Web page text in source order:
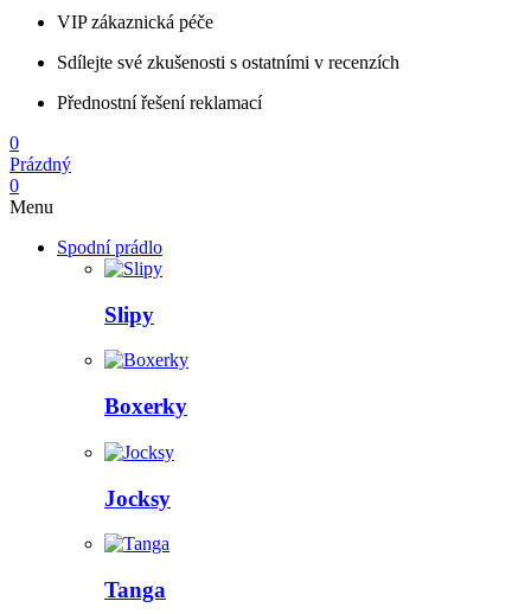
VIP zákaznická péče
Sdílejte své zkušenosti s ostatními v recenzích
Přednostní řešení reklamací
0
Prázdný
0
Menu
Spodní prádlo
Slipy
Boxerky
Jocksy
Tanga